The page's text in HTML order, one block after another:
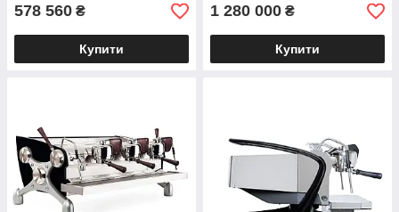
578 560 ₴
Купити
1 280 000 ₴
Купити